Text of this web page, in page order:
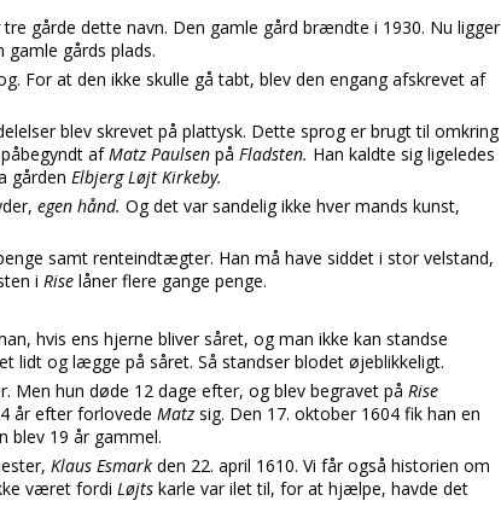
gårde dette navn. Den gamle gård brændte i 1930. Nu ligger
gårds plads.
For at den ikke skulle gå tabt, blev den engang afskrevet af
blev skrevet på plattysk. Dette sprog er brugt til omkring
afMatz Paulsen på Fladsten. Han kaldte sig ligeledes
gården Elbjerg Løjt Kirkeby.
egen hånd. Og det var sandelig ikke hver mands kunst,
samt renteindtægter. Han må have siddet i stor velstand,
i Rise låner flere gange penge.
hvis ens hjerne bliver såret, og man ikke kan standse
lidt og lægge på såret. Så standser blodet øjeblikkeligt.
Men hun døde 12 dage efter, og blev begravet på Rise
år efter forlovede Matz sig. Den 17. oktober 1604 fik han en
blev 19 år gammel.
Klaus Esmark den 22. april 1610. Vi får også historien om
været fordi Løjts karle var ilet til, for at hjælpe, havde det